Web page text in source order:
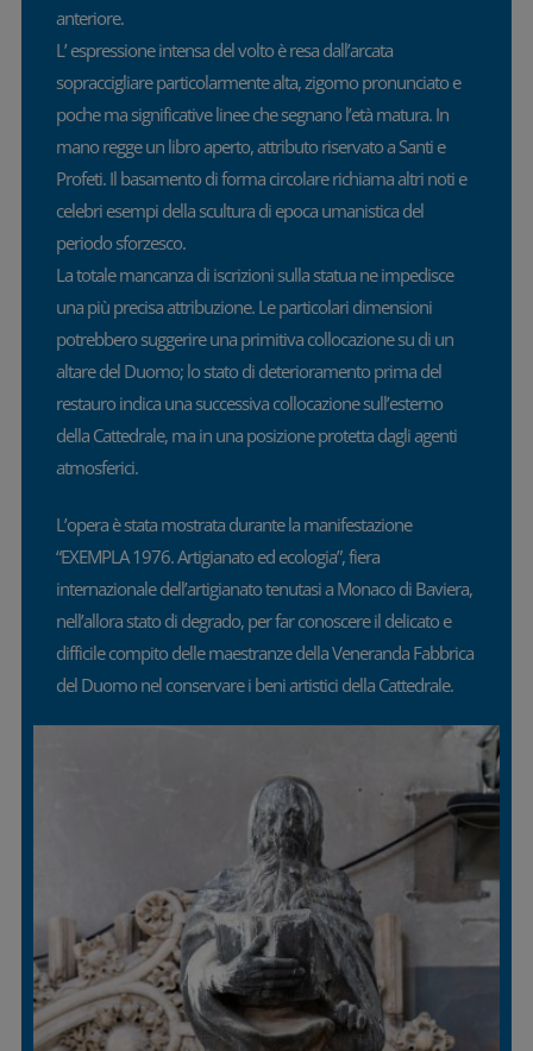
anteriore.
L’ espressione intensa del volto è resa dall’arcata
sopraccigliare particolarmente alta, zigomo pronunciato e
poche ma significative linee che segnano l’età matura. In
mano regge un libro aperto, attributo riservato a Santi e
Profeti. Il basamento di forma circolare richiama altri noti e
celebri esempi della scultura di epoca umanistica del
periodo sforzesco.
La totale mancanza di iscrizioni sulla statua ne impedisce
una più precisa attribuzione. Le particolari dimensioni
potrebbero suggerire una primitiva collocazione su di un
altare del Duomo; lo stato di deterioramento prima del
restauro indica una successiva collocazione sull’esterno
della Cattedrale, ma in una posizione protetta dagli agenti
atmosferici.
L’opera è stata mostrata durante la manifestazione
“EXEMPLA 1976. Artigianato ed ecologia”, fiera
internazionale dell’artigianato tenutasi a Monaco di Baviera,
nell’allora stato di degrado, per far conoscere il delicato e
difficile compito delle maestranze della Veneranda Fabbrica
del Duomo nel conservare i beni artistici della Cattedrale.